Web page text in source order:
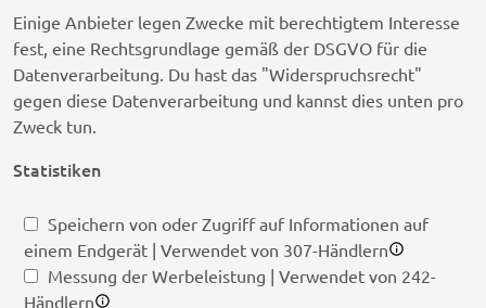
Einige Anbieter legen Zwecke mit berechtigtem Interesse
fest, eine Rechtsgrundlage gemäß der DSGVO für die
Datenverarbeitung. Du hast das "Widerspruchsrecht"
gegen diese Datenverarbeitung und kannst dies unten pro
Zweck tun.
Statistiken
Speichern von oder Zugriff auf Informationen auf
einem Endgerät | Verwendet von 307-Händlern
Messung der Werbeleistung | Verwendet von 242-
Händlern